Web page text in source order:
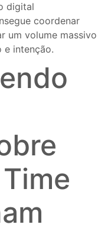
digital
coordenar
um volume massivo
e intenção.